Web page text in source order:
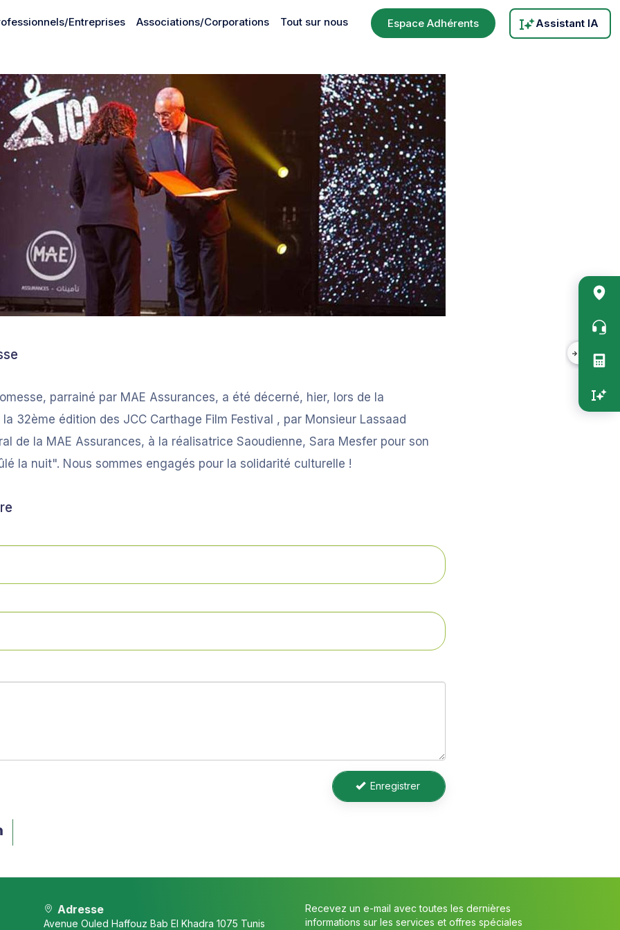
Entreprises Associations/Corporations Tout sur nous Espace Adhérents Assistant IA
rapide
parrainé par MAE Assurances, a été décerné, hier, lors de la
32ème édition des JCC Carthage Film Festival , par Monsieur Lassaad
de la MAE Assurances, à la réalisatrice Saoudienne, Sara Mesfer pour son
la nuit". Nous sommes engagés pour la solidarité culturelle !
Enregistrer
Adresse
Avenue Ouled Haffouz Bab El Khadra 1075 Tunis
Recevez un e-mail avec toutes les dernières
informations sur les services et offres spéciales